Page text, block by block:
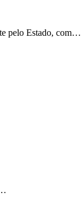
pelo Estado, com…